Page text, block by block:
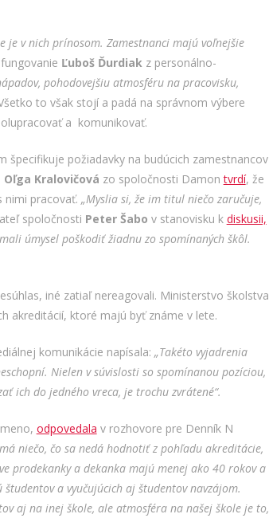
je v nich prínosom. Zamestnanci majú voľnejšie
Ľuboš Ďurdiakz personálno-
pohodovejšiu atmosféru na pracovisku,
to však stojí a padá na správnom výbere
a komunikovať.
požiadavky na budúcich zamestnancov
Oľga Kralovičová zo spoločnosti Damontvrdí, že
nimi pracovať. „Myslia si, že im titul niečo zaručuje,
spoločnosti Peter Šabo v stanovisku k diskusii,
úmysel poškodiť žiadnu zo spomínaných škôl.
iné zatiaľ nereagovali. Ministerstvo školstva
akreditácií, ktoré majú byť známe v lete.
komunikácie napísala: „Takéto vyjadrenia
Nielen v súvislosti so spomínanou pozíciou,
ich do jedného vreca, je trochu zvrátené“.
odpovedala v rozhovore pre Denník N
niečo, čo sa nedá hodnotiť z pohľadu akreditácie,
prodekanky a dekanka majú menej ako 40 rokov a
a vyučujúcich aj študentov navzájom.
aj na inej škole, ale atmosféra na našej škole je to,